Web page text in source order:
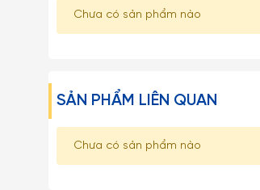
Chưa có sản phẩm nào
SẢN PHẨM LIÊN QUAN
Chưa có sản phẩm nào